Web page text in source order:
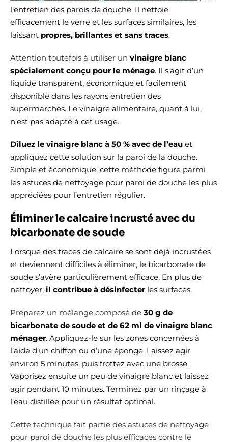
l’entretien des parois de douche. Il nettoie
efficacement le verre et les surfaces similaires, les
laissant propres, brillantes et sans traces.
Attention toutefois à utiliser un vinaigre blanc
spécialement conçu pour le ménage. Il s’agit d’un
liquide transparent, économique et facilement
disponible dans les rayons entretien des
supermarchés. Le vinaigre alimentaire, quant à lui,
n’est pas adapté à cet usage.
Diluez le vinaigre blanc à 50 % avec de l’eau et
appliquez cette solution sur la paroi de la douche.
Simple et économique, cette méthode figure parmi
les astuces de nettoyage pour paroi de douche les plus
appréciées pour l’entretien régulier.
Éliminer le calcaire incrusté avec du
bicarbonate de soude
Lorsque des traces de calcaire se sont déjà incrustées
et deviennent difficiles à éliminer, le bicarbonate de
soude s’avère particulièrement efficace. En plus de
nettoyer, il contribue à désinfecterles surfaces.
Préparez un mélange composé de 30 g de
bicarbonate de soude et de 62 ml de vinaigre blanc
ménager. Appliquez-le sur les zones concernées à
l’aide d’un chiffon ou d’une éponge. Laissez agir
environ 5 minutes, puis frottez avec une brosse.
Vaporisez ensuite un peu de vinaigre blanc et laissez
agir pendant 10 minutes. Terminez par un rinçage à
l’eau distillée pour un résultat optimal.
Cette technique fait partie des astuces de nettoyage
pour paroi de douche les plus efficaces contre le